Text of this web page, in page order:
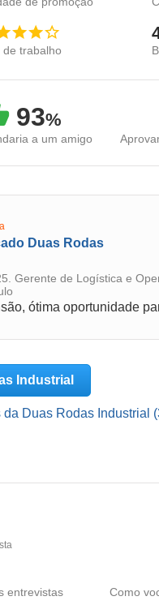
de trabalho
93%
a um amigo
Duas Rodas
Gerente de Logística e
ótima oportunidade
Industrial
Duas Rodas Industrial
entrevistas Como